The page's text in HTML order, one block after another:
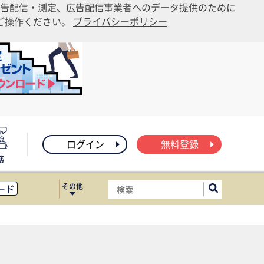
配信・測定、広告配信事業者へのデータ提供のために
作ください。 プライバシーポリシー
ログイン 無料登録
ド
ス移転
その他